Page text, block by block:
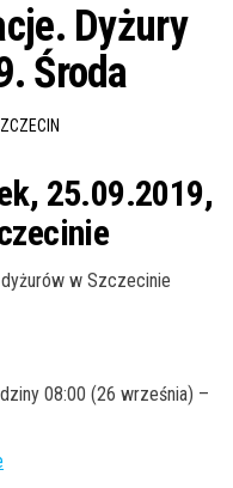
ę
Dyżury
Środa
25.09.2019,
w Szczecinie
08:00 (26 września) –